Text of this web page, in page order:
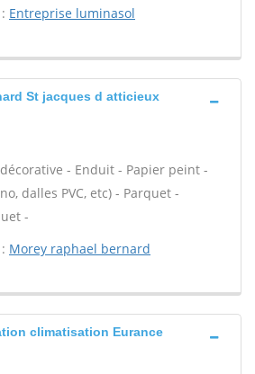
Entreprise luminasol
St jacques d atticieux
- Enduit - Papier peint -
dalles PVC, etc) - Parquet -
-
Morey raphael bernard
climatisation Eurance